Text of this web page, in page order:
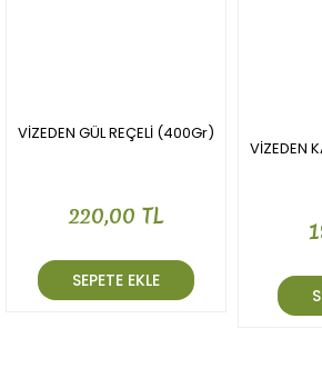
VİZEDEN GÜL REÇELİ (400Gr)
220,00 TL
SEPETE EKLE
VİZEDEN